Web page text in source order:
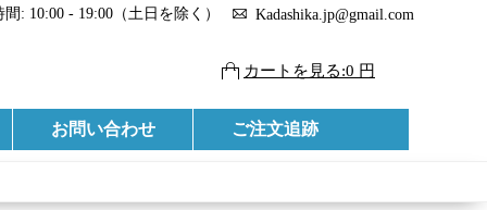
: 10:00 - 19:00（土日を除く） Kadashika.jp@gmail.com
カートを見る:0 円
お問い合わせ ご注文追跡